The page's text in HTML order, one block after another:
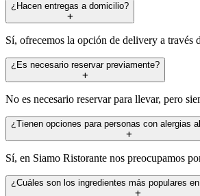
¿Hacen entregas a domicilio?
Sí, ofrecemos la opción de delivery a través
¿Es necesario reservar previamente?
No es necesario reservar para llevar, pero
¿Tienen opciones para personas con alergias
Sí, en Siamo Ristorante nos preocupamos
¿Cuáles son los ingredientes más populares